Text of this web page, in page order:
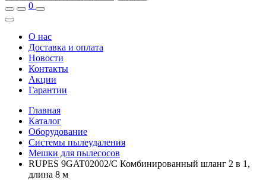
0
О нас
Доставка и оплата
Новости
Контакты
Акции
Гарантии
Главная
Каталог
Оборудование
Системы пылеудаления
Мешки для пылесосов
RUPES 9GAT02002/C Комбинированный шланг 2 в 1,
длина 8 м